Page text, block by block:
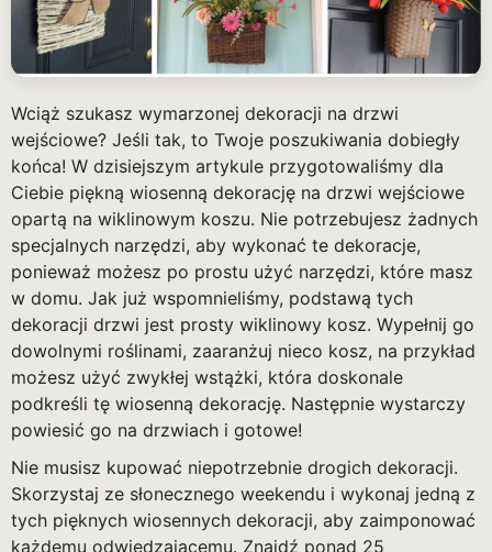
Wciąż szukasz wymarzonej dekoracji na drzwi
wejściowe? Jeśli tak, to Twoje poszukiwania dobiegły
końca! W dzisiejszym artykule przygotowaliśmy dla
Ciebie piękną wiosenną dekorację na drzwi wejściowe
opartą na wiklinowym koszu. Nie potrzebujesz żadnych
specjalnych narzędzi, aby wykonać te dekoracje,
ponieważ możesz po prostu użyć narzędzi, które masz
w domu. Jak już wspomnieliśmy, podstawą tych
dekoracji drzwi jest prosty wiklinowy kosz. Wypełnij go
dowolnymi roślinami, zaaranżuj nieco kosz, na przykład
możesz użyć zwykłej wstążki, która doskonale
podkreśli tę wiosenną dekorację. Następnie wystarczy
powiesić go na drzwiach i gotowe!
Nie musisz kupować niepotrzebnie drogich dekoracji.
Skorzystaj ze słonecznego weekendu i wykonaj jedną z
tych pięknych wiosennych dekoracji, aby zaimponować
każdemu odwiedzającemu. Znajdź ponad 25